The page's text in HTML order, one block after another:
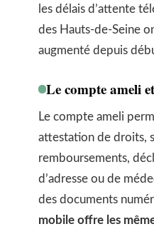
les délais d’attente
des Hauts-de-Seine
augmenté depuis
Le compte ameli
Le compte ameli
attestation de droits,
remboursements,
d’adresse ou de
des documents
mobile offre les